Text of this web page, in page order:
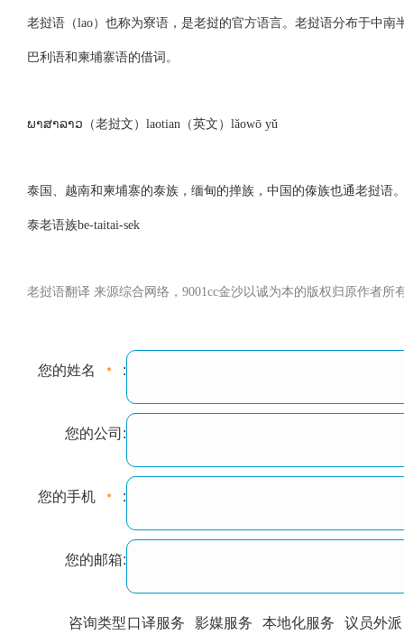
老挝语（lao）也称为寮语，是老挝的官方语言。老挝语分布于中
巴利语和柬埔寨语的借词。
ພາສາລາວ（老挝文）laotian（英文）lǎowō yǔ
泰国、越南和柬埔寨的泰族，缅甸的掸族，中国的傣族也通老挝语
泰老语族be-taitai-sek
老挝语翻译 来源综合网络，9001cc金沙以诚为本的版权归原作者所
您的姓名 :
您的公司:
您的手机 :
您的邮箱:
咨询类型口译服务 影媒服务 本地化服务 议员外派